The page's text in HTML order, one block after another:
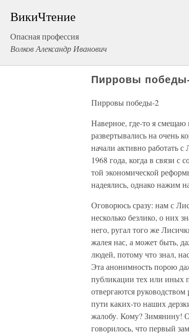
ВикиЧтение
Опасная профессия
Волков Александр Иванович
Пирровы
Пирровы победы-2
Наверное, где-то я
развертывались на очень
начали активно работать
1968 года, когда в связи
той экономической
надеялись, однако нажим
Оговорюсь сразу: нам с
несколько безлико, о них
него, ругал того же
жалея нас, а может быть,
людей, потому что знал,
Эта анонимность порою
публикации тех или иных
отвергаются
пути каких-то наших
жалобу. Кому? Зимянину!
говорилось, что первый